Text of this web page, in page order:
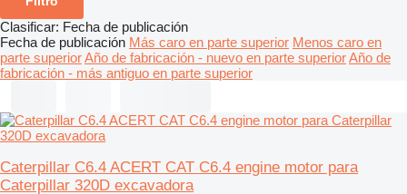
Clasificar: Fecha de publicación
Fecha de publicación Más caro en parte superior Menos caro en
parte superiorAño de fabricación - nuevo en parte superiorAño de
fabricación - más antiguo en parte superior
Caterpillar C6.4 ACERT CAT C6.4 engine motor para
Caterpillar 320D excavadora